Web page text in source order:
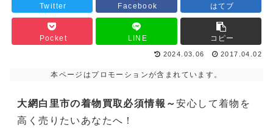
Twitter Facebook はてブ
Pocket LINE コピー
2024.03.06 2017.04.02
本ページはプロモーションが含まれています。
大網白里市の着物買取必須情報～安心して着物を
高く売りたいあなたへ！